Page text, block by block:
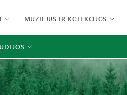
MUZIEJUS IR KOLEKCIJOS